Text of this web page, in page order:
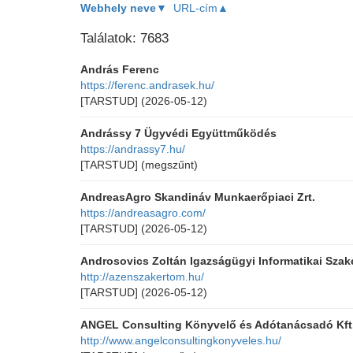
Webhely neve▼ URL-cím▲
Találatok: 7683
András Ferenc
https://ferenc.andrasek.hu/
[TARSTUD] (2026-05-12)
Andrássy 7 Ügyvédi Együttműködés
https://andrassy7.hu/
[TARSTUD] (megszűnt)
AndreasAgro Skandináv Munkaerőpiaci Zrt.
https://andreasagro.com/
[TARSTUD] (2026-05-12)
Androsovics Zoltán Igazságügyi Informatikai
http://azenszakertom.hu/
[TARSTUD] (2026-05-12)
ANGEL Consulting Könyvelő és Adótanácsadó
http://www.angelconsultingkonyveles.hu/